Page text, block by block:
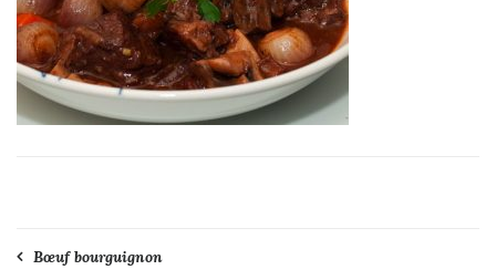
Navigation
Bœuf bourguignon